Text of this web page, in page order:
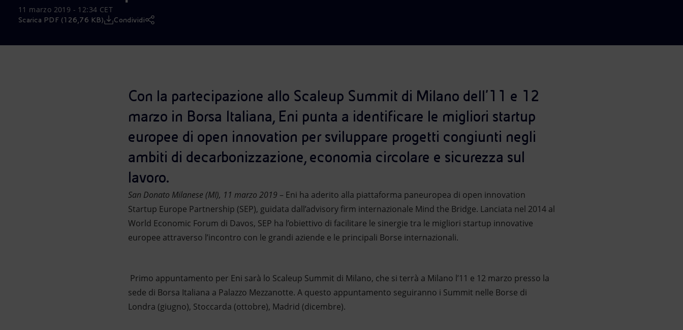
Market Abuse
11 marzo 2019 - 12:34 CET
Scarica PDF (126,76 KB) Condividi
Con la partecipazione allo Scaleup Summit di Milano dell’11 e 12
marzo in Borsa Italiana, Eni punta a identificare le migliori startup
europee di open innovation per sviluppare progetti congiunti negli
ambiti di decarbonizzazione, economia circolare e sicurezza sul
lavoro.
San Donato Milanese (MI), 11 marzo 2019 – Eni ha aderito alla piattaforma paneuropea di open innovation
Startup Europe Partnership (SEP), guidata dall’advisory firm internazionale Mind the Bridge. Lanciata nel 2014 al
World Economic Forum di Davos, SEP ha l’obiettivo di facilitare le sinergie tra le migliori startup innovative
europee attraverso l’incontro con le grandi aziende e le principali Borse internazionali.
Primo appuntamento per Eni sarà lo Scaleup Summit di Milano, che si terrà a Milano l’11 e 12 marzo presso la
sede di Borsa Italiana a Palazzo Mezzanotte. A questo appuntamento seguiranno i Summit nelle Borse di
Londra (giugno), Stoccarda (ottobre), Madrid (dicembre).